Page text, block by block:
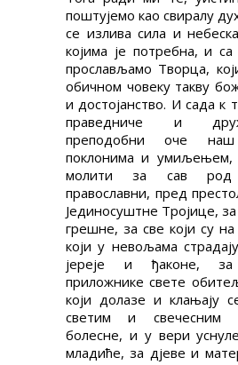
поштујемо као свиралу
се излива сила и
којима је потребна, и
прослављамо Творца,
обичном човеку такву
и достојанство. И сада к
праведниче и
преподобни оче
поклонима и умиљењем,
молити за сав род
православни, пред
Јединосуштне Тројице,
грешне, за све који су на
који у невољама
јереје и ђаконе,
приложнике свете
који долазе и клањају
светим и свечесним
болесне, и у вери
младиће, за дјеве и